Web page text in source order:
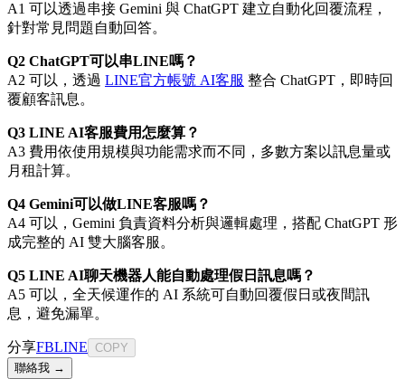
A1 可以透過串接 Gemini 與 ChatGPT 建立自動化回覆流程，
針對常見問題自動回答。
Q2 ChatGPT可以串LINE嗎？
A2 可以，透過 LINE官方帳號 AI客服 整合 ChatGPT，即時回
覆顧客訊息。
Q3 LINE AI客服費用怎麼算？
A3 費用依使用規模與功能需求而不同，多數方案以訊息量或
月租計算。
Q4 Gemini可以做LINE客服嗎？
A4 可以，Gemini 負責資料分析與邏輯處理，搭配 ChatGPT 形
成完整的 AI 雙大腦客服。
Q5 LINE AI聊天機器人能自動處理假日訊息嗎？
A5 可以，全天候運作的 AI 系統可自動回覆假日或夜間訊
息，避免漏單。
分享FBLINE
COPY
聯絡我 →